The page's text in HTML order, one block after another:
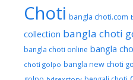
Choti bangla choti.com
collection bangla choti
bangla choti online bangla
choti golpo bangla new choti